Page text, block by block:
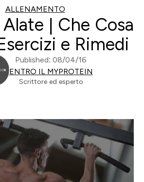
ALLENAMENTO
| Che Cosa
e Rimedi
Published: 08/04/16
ENTRO IL MYPROTEIN
Scrittore ed esperto